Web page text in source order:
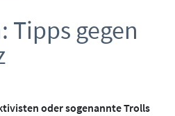
Tipps gegen
oder sogenannte Trolls